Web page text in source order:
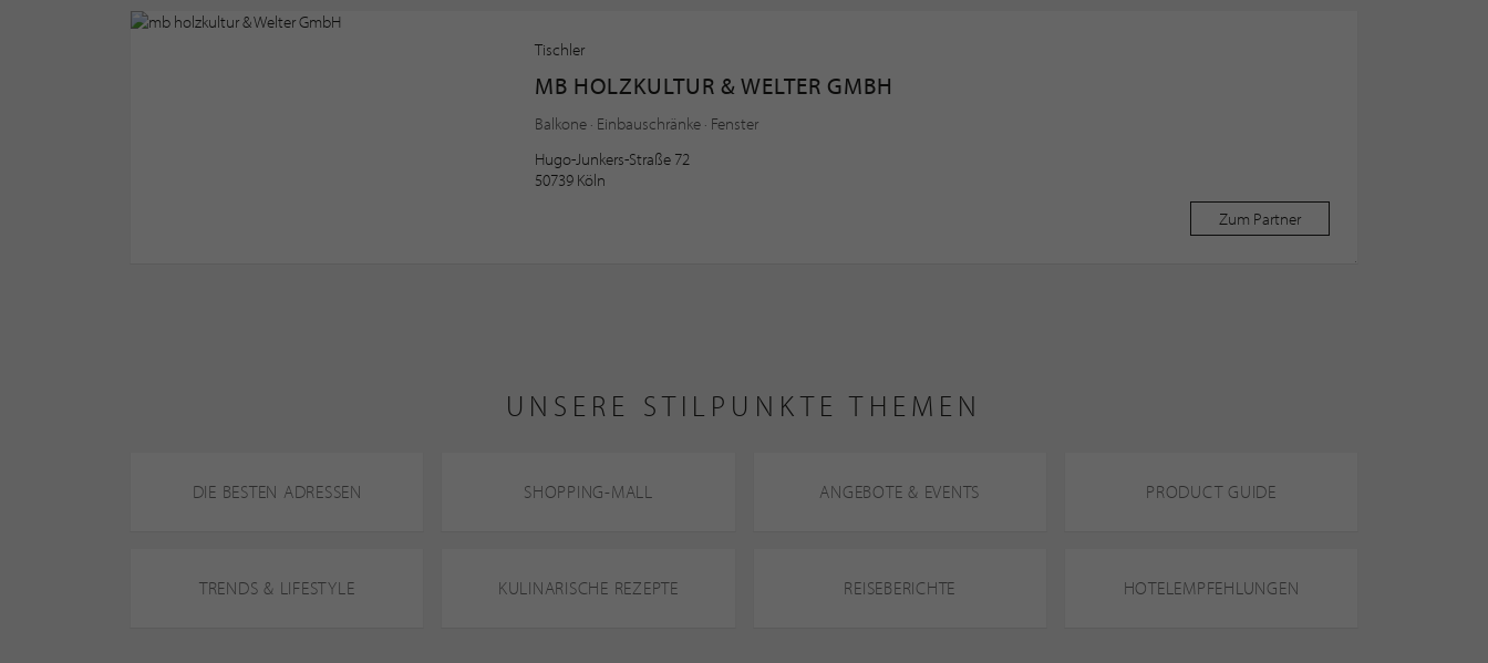
Tischler
MB HOLZKULTUR & WELTER GMBH
Balkone · Einbauschränke · Fenster
Hugo-Junkers-Straße 72
50739 Köln
Zum Partner
UNSERE STILPUNKTE THEMEN
DIE BESTEN ADRESSEN SHOPPING-MALL ANGEBOTE & EVENTS PRODUCT GUIDE
TRENDS & LIFESTYLE KULINARISCHE REZEPTE REISEBERICHTE HOTELEMPFEHLUNGEN